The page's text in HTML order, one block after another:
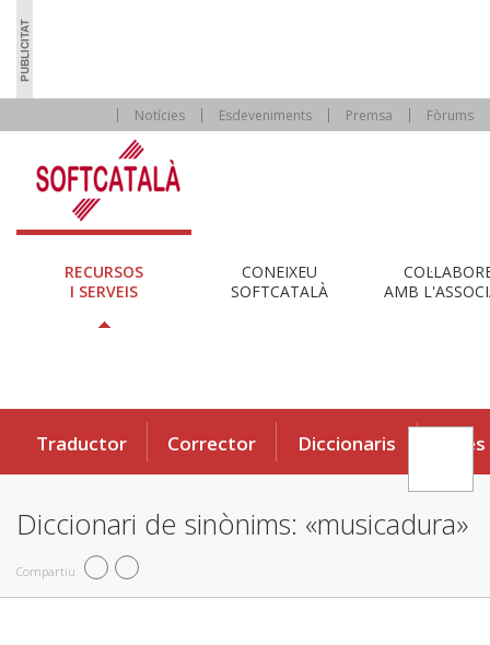
Notícies Esdeveniments Premsa Fòrums
RECURSOS
I SERVEIS
CONEIXEU
SOFTCATALÀ
AMB
Traductor Corrector Diccionaris Eines
Diccionari de sinònims: «musicadura»
Compartiu